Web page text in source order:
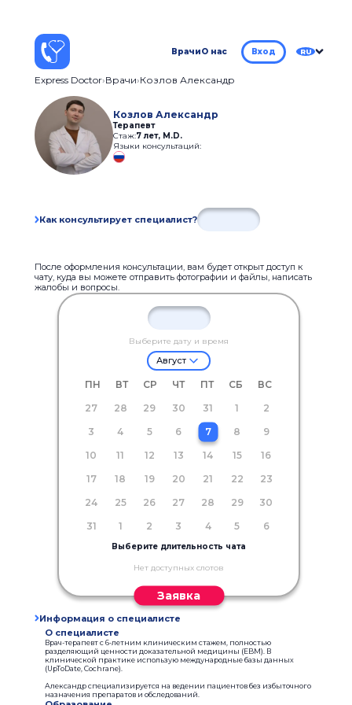
ВрачиО нас Вход RU
Express Doctor Врачи Козлов Александр
Козлов Александр
Терапевт
Стаж:7 лет, M.D.
Языки консультаций:
Как консультирует специалист?
После оформления консультации, вам будет открыт доступ к
чату, куда вы можете отправить фотографии и файлы, написать
жалобы и вопросы.
Выберите дату и время
Август
ПН ВТ СР ЧТ ПТ СБ
ВС
27
28 29 30 31 1
2
3
4 5 6 7 8
9
10
11 12 13 14 15
16
17
18 19 20 21 22
23
24
25 26 27 28 29
30
31
1 2 3 4 5 6
Выберите длительность чата
Нет доступных слотов
Заявка
Информация о специалисте
О специалисте
Врач-терапевт с 6-летним клиническим стажем, полностью
разделяющий ценности доказательной медицины (EBM). В
клинической практике использую международные базы данных
(UpToDate, Cochrane).
Александр специализируется на ведении пациентов без избыточного
назначения препаратов и обследований.